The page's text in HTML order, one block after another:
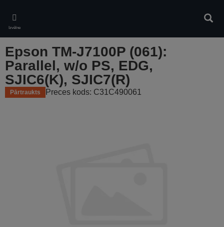
main
content
Izvēlne
Epson TM-J7100P (061):
Parallel, w/o PS, EDG,
SJIC6(K), SJIC7(R)
Pārtraukts Preces kods: C31C490061